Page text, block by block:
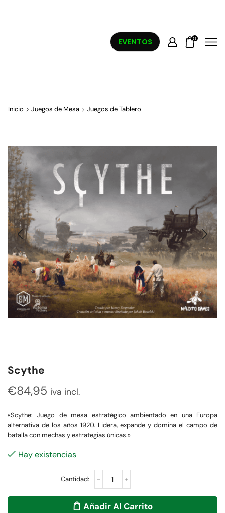
EVENTOS 0
Inicio Juegos de Mesa Juegos de Tablero
Scythe
€84,95 iva incl.
«Scythe: Juego de mesa estratégico ambientado en una Europa
alternativa de los años 1920. Lidera, expande y domina el campo de
batalla con mechas y estrategias únicas.»
Hay existencias
Añadir Al Carrito